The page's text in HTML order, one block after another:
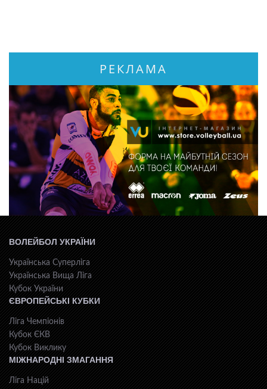
РЕКЛАМА
ВОЛЕЙБОЛ УКРАЇНИ
Українська Суперліга
Українська Вища Ліга
Кубок України
ЄВРОПЕЙСЬКІ КУБКИ
Ліга Чемпіонів
Кубок ЄКВ
Кубок Виклику
МІЖНАРОДНІ ЗМАГАННЯ
Ліга Націй